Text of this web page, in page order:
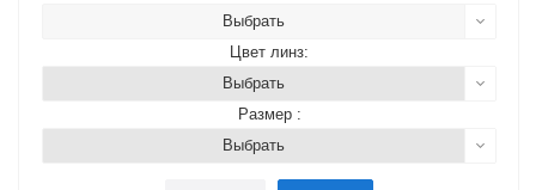
Выбрать
Цвет линз:
Выбрать
Размер :
Выбрать